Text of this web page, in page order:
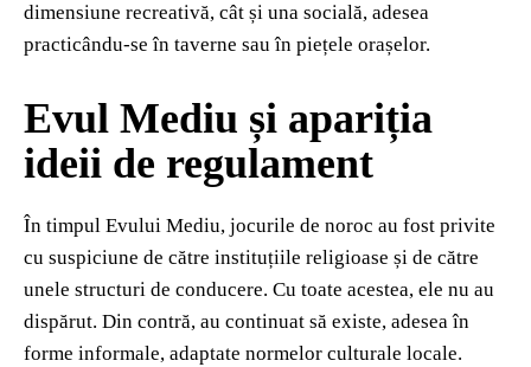
dimensiune recreativă, cât și una socială, adesea
practicându-se în taverne sau în piețele orașelor.
Evul Mediu și apariția
ideii de regulament
În timpul Evului Mediu, jocurile de noroc au fost privite
cu suspiciune de către instituțiile religioase și de către
unele structuri de conducere. Cu toate acestea, ele nu au
dispărut. Din contră, au continuat să existe, adesea în
forme informale, adaptate normelor culturale locale.